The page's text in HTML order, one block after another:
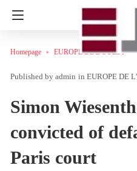
Homepage EUROPE DE L'OUEST
admin in EUROPE DE
Simon
convicted of
Paris court